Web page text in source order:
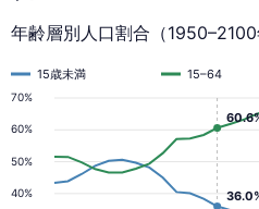
年齢層別人口割合（1950–2100
40%
50%
60%
70%
15歳未満 15–64